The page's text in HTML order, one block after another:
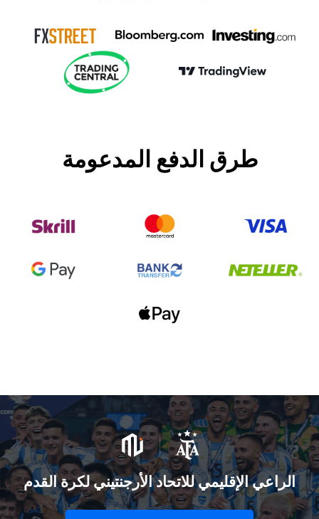
طرق الدفع المدعومة
الراعي الإقليمي للاتحاد الأرجنتيني لكرة القدم